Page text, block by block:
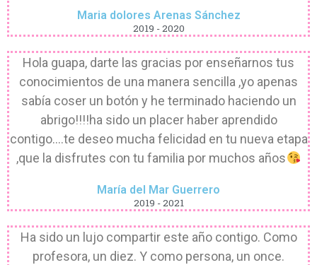
Maria dolores Arenas Sánchez
2019 - 2020
Hola guapa, darte las gracias por enseñarnos tus
conocimientos de una manera sencilla ,yo apenas
sabía coser un botón y he terminado haciendo un
abrigo!!!!ha sido un placer haber aprendido
contigo....te deseo mucha felicidad en tu nueva etapa
,que la disfrutes con tu familia por muchos años
María del Mar Guerrero
2019 - 2021
Ha sido un lujo compartir este año contigo. Como
profesora, un diez. Y como persona, un once.